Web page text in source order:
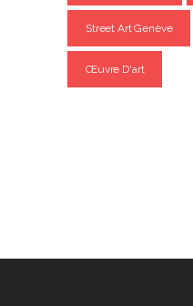
Street Art Genève
Œuvre D'art